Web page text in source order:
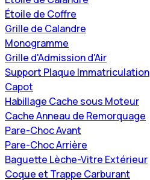
Étoile de Coffre
Grille de Calandre
Monogramme
Grille d'Admission d'Air
Support Plaque Immatriculation
Capot
Habillage Cache sous Moteur
Cache Anneau de Remorquage
Pare-Choc Avant
Pare-Choc Arrière
Baguette Lèche-Vitre Extérieur
Coque et Trappe Carburant